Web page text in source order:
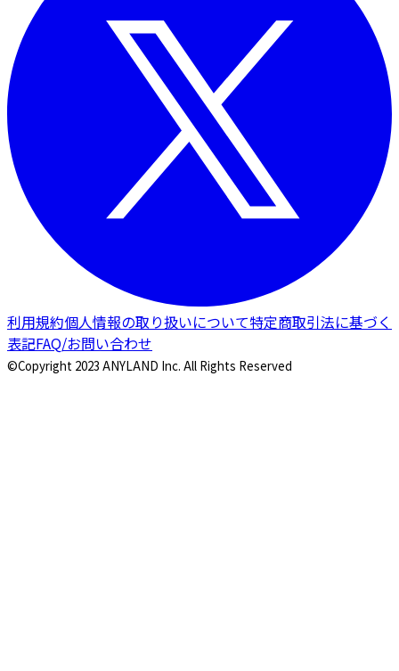
利用規約個人情報の取り扱いについて特定商取引法に基づく
表記FAQ/お問い合わせ
©Copyright 2023 ANYLAND Inc. All Rights Reserved